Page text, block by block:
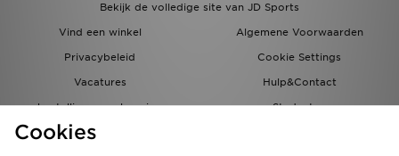
Bekijk de volledige site van JD Sports
Vind een winkel
Algemene Voorwaarden
Privacybeleid
Cookie Settings
Vacatures
Hulp&Contact
bestellingen en levering
Studenten
Partnerprogramma
Cookies